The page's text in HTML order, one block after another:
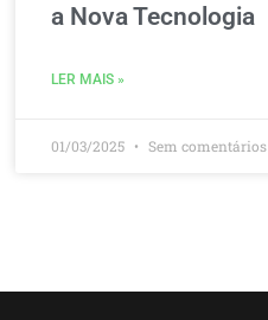
a Nova Tecnologia
LER MAIS »
01/03/2025 Sem comentários